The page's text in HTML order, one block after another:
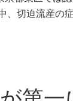
、切迫流産の